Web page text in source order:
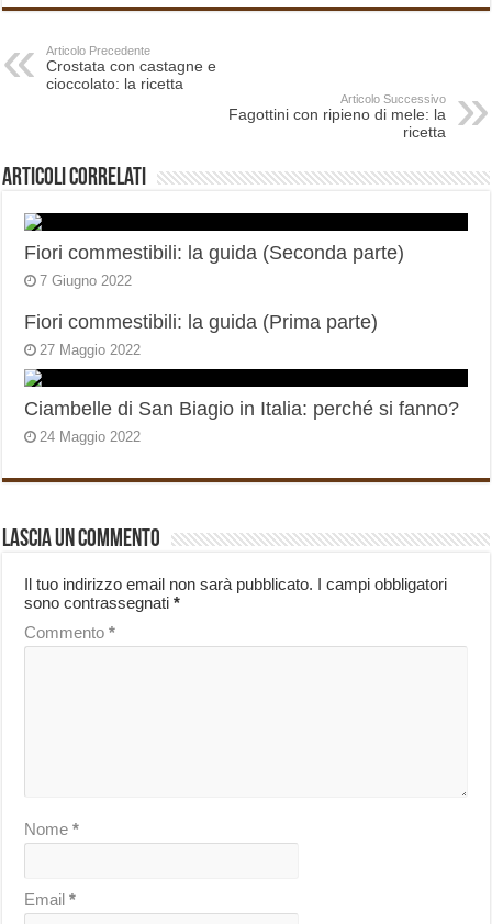
Articolo Precedente
Crostata con castagne e
cioccolato: la ricetta
Articolo Successivo
Fagottini con ripieno di mele: la
ricetta
Articoli correlati
Fiori commestibili: la guida (Seconda parte)
7 Giugno 2022
Fiori commestibili: la guida (Prima parte)
27 Maggio 2022
Ciambelle di San Biagio in Italia: perché si fanno?
24 Maggio 2022
Lascia un commento
Il tuo indirizzo email non sarà pubblicato. I campi obbligatori
sono contrassegnati*
Commento*
Nome*
Email*